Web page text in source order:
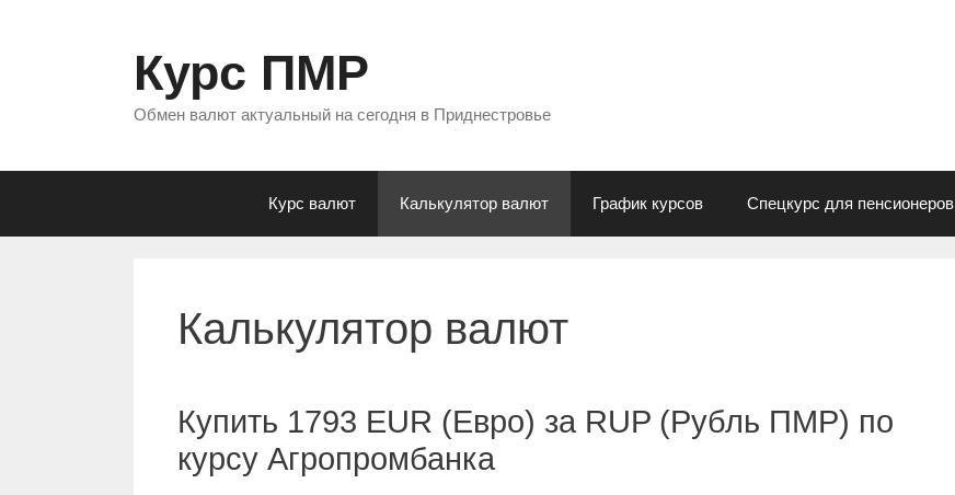
Курс ПМР
Обмен валют актуальный на сегодня в Приднестровье
Курс валют Калькулятор валют График курсов Спецкурс для пенсионеров
Калькулятор валют
Купить 1793 EUR (Евро) за RUP (Рубль ПМР) по
курсу Агропромбанка